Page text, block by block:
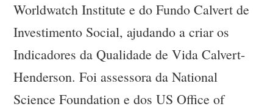
Worldwatch Institute e do Fundo Calvert de
Investimento Social, ajudando a criar os
Indicadores da Qualidade de Vida Calvert-
Henderson. Foi assessora da National
Science Foundation e dos US Office of